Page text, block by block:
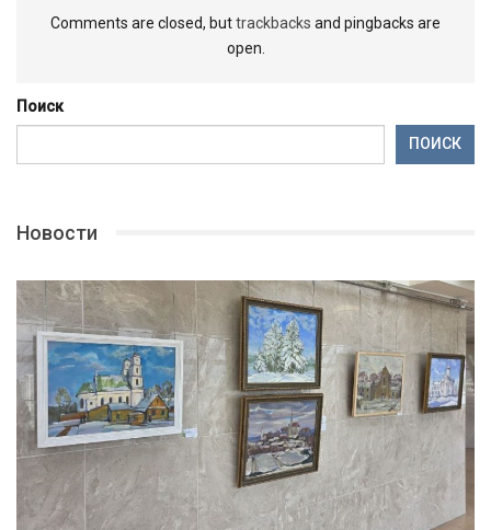
Comments are closed, buttrackbacks and pingbacks are
open.
Поиск
ПОИСК
Новости